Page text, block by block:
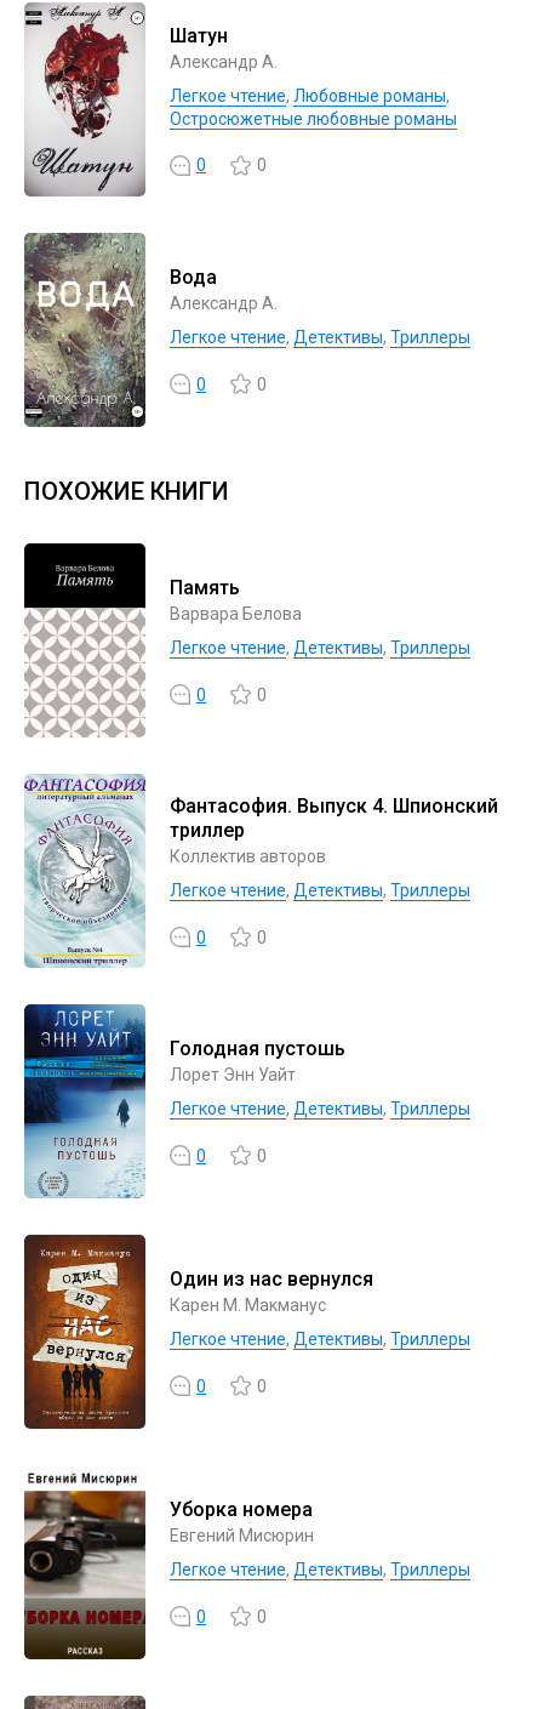
Шатун
Александр А.
Легкое чтение, Любовные романы,
Остросюжетные любовные романы
0 0
Вода
Александр А.
Легкое чтение, Детективы, Триллеры
0 0
ПОХОЖИЕ КНИГИ
Память
Варвара Белова
Легкое чтение, Детективы, Триллеры
0 0
Фантасофия. Выпуск 4. Шпионский
триллер
Коллектив авторов
Легкое чтение, Детективы, Триллеры
0 0
Голодная пустошь
Лорет Энн Уайт
Легкое чтение, Детективы, Триллеры
0 0
Один из нас вернулся
Карен М. Макманус
Легкое чтение, Детективы, Триллеры
0 0
Уборка номера
Евгений Мисюрин
Легкое чтение, Детективы, Триллеры
0 0